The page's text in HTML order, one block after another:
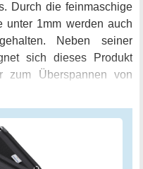
Durch die feinmaschige
unter 1mm werden auch
Neben seiner
sich dieses Produkt
zum Überspannen von
Synthetik Faser ist
und hält auch großen
sind durch PU-Kappen
verstärkt durch 50mm
von bis zu